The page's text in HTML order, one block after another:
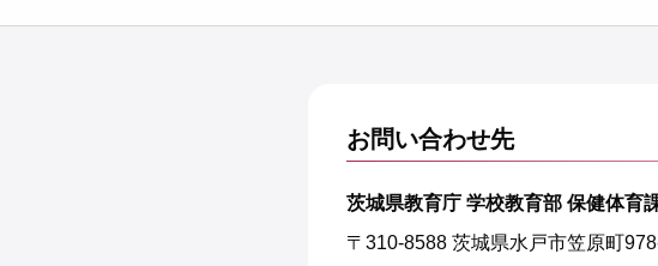
お問い合わせ先
茨城県教育庁 学校教育部 保健体育
〒310-8588 茨城県水戸市笠原町